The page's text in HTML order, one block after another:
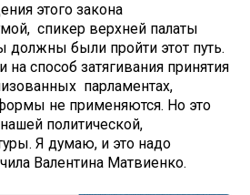
этого закона
спикер верхней палаты
должны были пройти этот путь.
способ затягивания принятия
парламентах,
не применяются. Но это
политической,
Я думаю, и это надо
Валентина Матвиенко.